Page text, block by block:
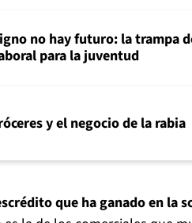
no hay futuro: la trampa
para la juventud
y el negocio de la rabia
que ha ganado en la